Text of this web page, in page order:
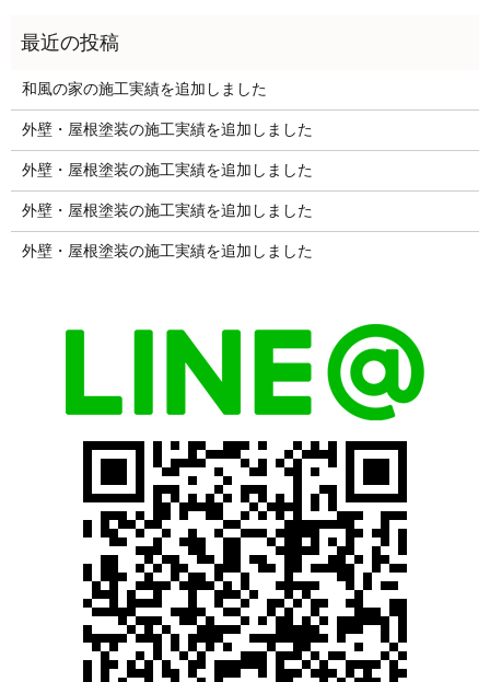
和風の家の施工実績を追加しました
外壁・屋根塗装の施工実績を追加しました
外壁・屋根塗装の施工実績を追加しました
外壁・屋根塗装の施工実績を追加しました
外壁・屋根塗装の施工実績を追加しました